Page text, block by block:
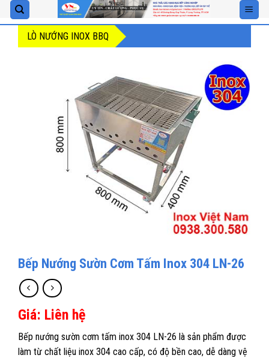
Skip
to
contentLÒ NƯỚNG INOX BBQ
Bếp Nướng Sườn Cơm Tấm Inox 304 LN-26
Giá: Liên hệ
Bếp nướng sườn cơm tấm inox 304 LN-26 là sản phẩm được
làm từ chất liệu inox 304 cao cấp, có độ bền cao, dễ dàng vệ